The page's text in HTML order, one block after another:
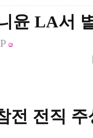
윤 LA서
전 전직